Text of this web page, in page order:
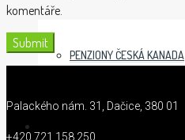
PENZIONY ČESKÁ KANADA
komentáře.
Palackého nám. 31, Dačice, 380 01
+420 721 158 250